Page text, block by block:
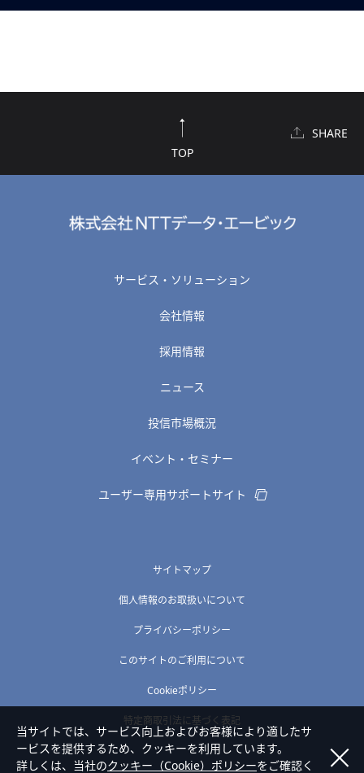
TOP
SHARE
サービス・ソリューション
会社情報
採用情報
ニュース
投信市場概況
イベント・セミナー
ユーザー専用サポートサイト
サイトマップ
個人情報のお取扱いについて
プライバシーポリシー
このサイトのご利用について
Cookieポリシー
特定商取引法に基づく表記
当サイトでは、サービス向上およびお客様により適したサ
ービスを提供するため、クッキーを利用しています。
詳しくは、当社のクッキー（Cookie）ポリシーをご確認く